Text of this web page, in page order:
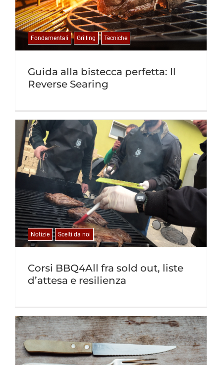
Guida alla bistecca perfetta: Il
Reverse Searing
Fondamentali Grilling Tecniche
Corsi BBQ4All fra sold out, liste
d’attesa e resilienza
Notizie Scelti da noi